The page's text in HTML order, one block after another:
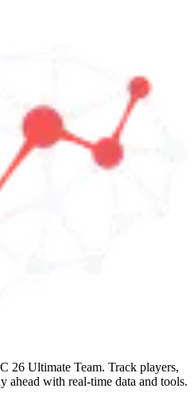
26 Ultimate Team. Track players,
ahead with real-time data and tools.